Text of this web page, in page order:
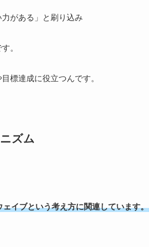
がある」と刷り込み
。
標達成に役立つんです。
ズム
イブという考え方に関連しています。